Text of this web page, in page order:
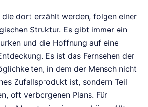
die dort erzählt werden, folgen einer
Struktur. Es gibt immer ein
und die Hoffnung auf eine
Es ist das Fernsehen der
in dem der Mensch nicht
Zufallsprodukt ist, sondern Teil
oft verborgenen Plans. Für